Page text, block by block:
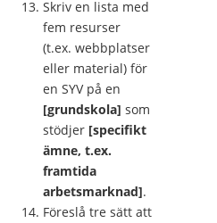
Skriv en lista med
fem resurser
(t.ex. webbplatser
eller material) för
en SYV på en
[grundskola] som
stödjer [specifikt
ämne, t.ex.
framtida
arbetsmarknad].
Föreslå tre sätt att